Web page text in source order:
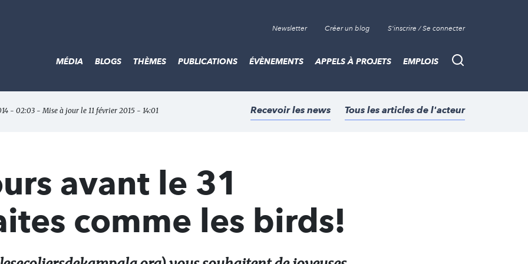
Newsletter Créer un blog S'inscrire / Se connecter
Recherche
MÉDIA BLOGS THÈMES PUBLICATIONS ÉVÈNEMENTS APPELS À PROJETS EMPLOIS
- 02:03 - Mise à jour le 11 février 2015 - 14:01 Recevoir les news Tous les articles de l'acteur
avant le 31
comme les birds!